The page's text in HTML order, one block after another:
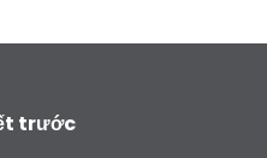
trước